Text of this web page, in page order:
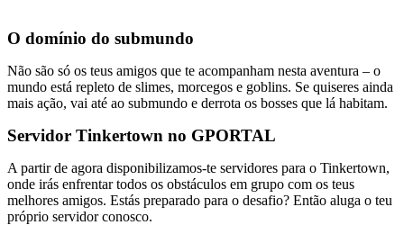
O domínio do submundo
Não são só os teus amigos que te acompanham nesta aventura – o
mundo está repleto de slimes, morcegos e goblins. Se quiseres ainda
mais ação, vai até ao submundo e derrota os bosses que lá habitam.
Servidor Tinkertown no GPORTAL
A partir de agora disponibilizamos-te servidores para o Tinkertown,
onde irás enfrentar todos os obstáculos em grupo com os teus
melhores amigos. Estás preparado para o desafio? Então aluga o teu
próprio servidor conosco.